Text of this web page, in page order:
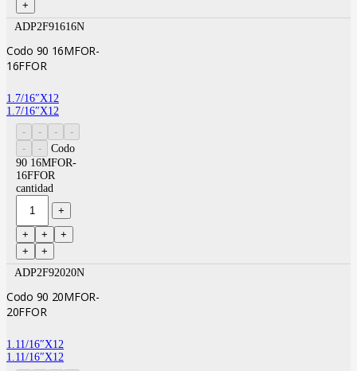
ADP2F91616N
Codo 90 16MFOR-
16FFOR
1.7/16″X12
1.7/16″X12
Codo
90 16MFOR-
16FFOR
cantidad
ADP2F92020N
Codo 90 20MFOR-
20FFOR
1.11/16″X12
1.11/16″X12